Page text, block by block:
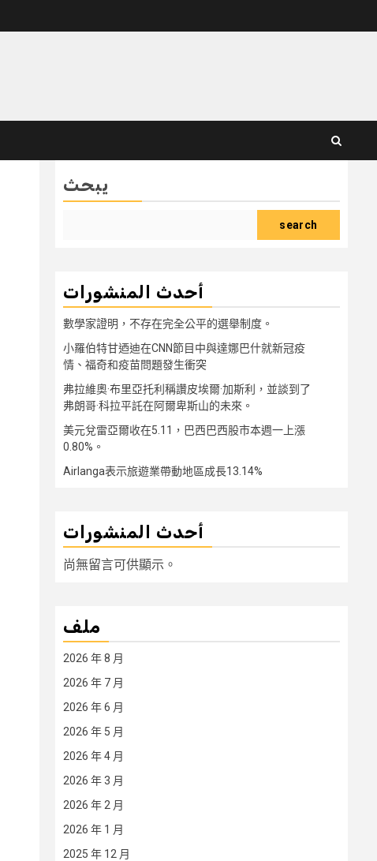
يبحث
search
أحدث المنشورات
數學家證明，不存在完全公平的選舉制度。
小羅伯特甘迺迪在CNN節目中與達娜巴什就新冠疫
情、福奇和疫苗問題發生衝突
弗拉維奧·布里亞托利稱讚皮埃爾·加斯利，並談到了
弗朗哥·科拉平託在阿爾卑斯山的未來。
美元兌雷亞爾收在5.11，巴西巴西股市本週一上漲
0.80%。
Airlanga表示旅遊業帶動地區成長13.14%
أحدث المنشورات
尚無留言可供顯示。
ملف
2026 年 8 月
2026 年 7 月
2026 年 6 月
2026 年 5 月
2026 年 4 月
2026 年 3 月
2026 年 2 月
2026 年 1 月
2025 年 12 月